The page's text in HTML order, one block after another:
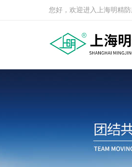
您好，欢迎进入上海明精